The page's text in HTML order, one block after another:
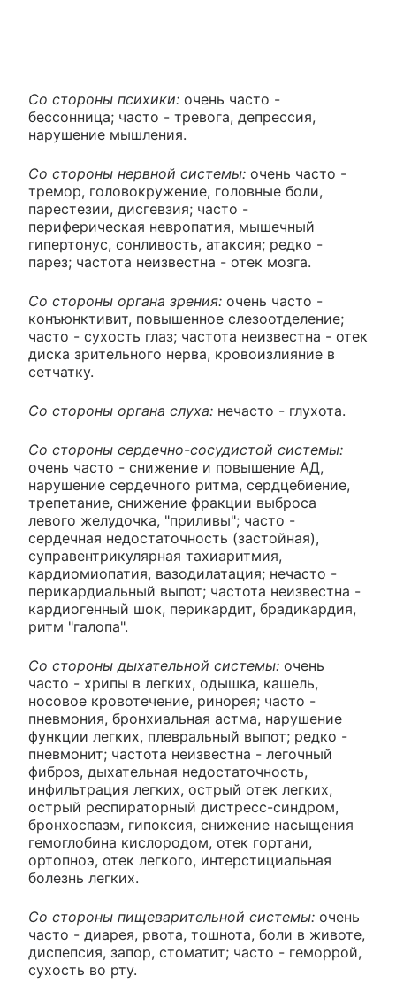
Со стороны психики: очень часто -
бессонница; часто - тревога, депрессия,
нарушение мышления.
Со стороны нервной системы: очень часто -
тремор, головокружение, головные боли,
парестезии, дисгевзия; часто -
периферическая невропатия, мышечный
гипертонус, сонливость, атаксия; редко -
парез; частота неизвестна - отек мозга.
Со стороны органа зрения: очень часто -
конъюнктивит, повышенное слезоотделение;
часто - сухость глаз; частота неизвестна - отек
диска зрительного нерва, кровоизлияние в
сетчатку.
Со стороны органа слуха: нечасто - глухота.
Со стороны сердечно-сосудистой системы:
очень часто - снижение и повышение АД,
нарушение сердечного ритма, сердцебиение,
трепетание, снижение фракции выброса
левого желудочка, "приливы"; часто -
сердечная недостаточность (застойная),
суправентрикулярная тахиаритмия,
кардиомиопатия, вазодилатация; нечасто -
перикардиальный выпот; частота неизвестна -
кардиогенный шок, перикардит, брадикардия,
ритм "галопа".
Со стороны дыхательной системы: очень
часто - хрипы в легких, одышка, кашель,
носовое кровотечение, ринорея; часто -
пневмония, бронхиальная астма, нарушение
функции легких, плевральный выпот; редко -
пневмонит; частота неизвестна - легочный
фиброз, дыхательная недостаточность,
инфильтрация легких, острый отек легких,
острый респираторный дистресс-синдром,
бронхоспазм, гипоксия, снижение насыщения
гемоглобина кислородом, отек гортани,
ортопноэ, отек легкого, интерстициальная
болезнь легких.
Со стороны пищеварительной системы: очень
часто - диарея, рвота, тошнота, боли в животе,
диспепсия, запор, стоматит; часто - геморрой,
сухость во рту.